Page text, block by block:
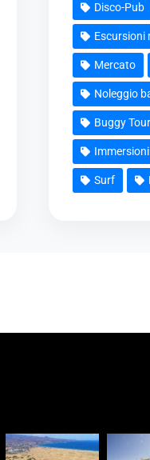
Disco-Pub
Escursioni
Mercato
Noleggio
Buggy
Surf